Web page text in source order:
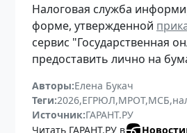
Налоговая служба
форме, утвержденной
сервис "Государственная
предоставить лично на
Авторы:Елена Букач
Теги:2026,ЕГРЮЛ,МРОТ,МСБ,
Источник:ГАРАНТ.РУ
Читать ГАРАНТ.РУ в
Новости